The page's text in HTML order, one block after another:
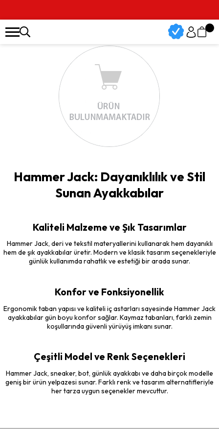
Hammer Jack: Dayanıklılık ve Stil
Sunan Ayakkabılar
Kaliteli Malzeme ve Şık Tasarımlar
Hammer Jack, deri ve tekstil materyallerini kullanarak hem dayanıklı
hem de şık ayakkabılar üretir. Modern ve klasik tasarım seçenekleriyle
günlük kullanımda rahatlık ve estetiği bir arada sunar.
Konfor ve Fonksiyonellik
Ergonomik taban yapısı ve kaliteli iç astarları sayesinde Hammer Jack
ayakkabılar gün boyu konfor sağlar. Kaymaz tabanları, farklı zemin
koşullarında güvenli yürüyüş imkanı sunar.
Çeşitli Model ve Renk Seçenekleri
Hammer Jack, sneaker, bot, günlük ayakkabı ve daha birçok modelle
geniş bir ürün yelpazesi sunar. Farklı renk ve tasarım alternatifleriyle
her tarza uygun seçenekler mevcuttur.